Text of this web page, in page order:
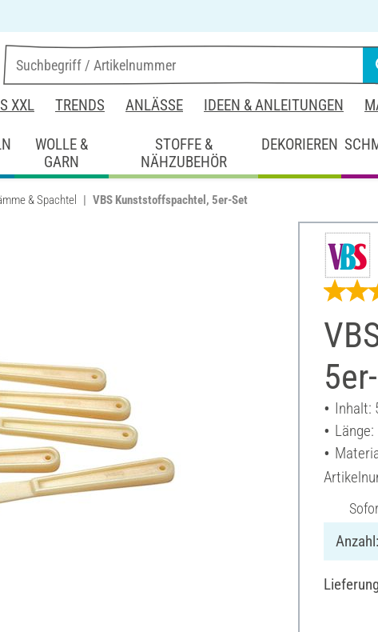
XXL TRENDS ANLÄSSE IDEEN & ANLEITUNGEN
WOLLE &
GARN
STOFFE &
NÄHZUBEHÖR
DEKORIEREN
& Spachtel VBS Kunststoffspachtel, 5er-Set
Inhalt:
Anzahl: